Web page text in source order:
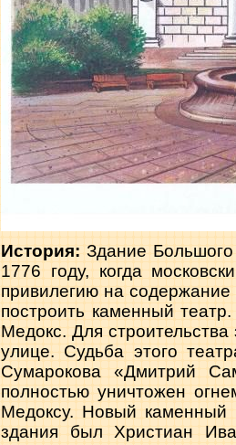
История: Здание Большого
1776 году, когда
привилегию на содержание
построить каменный
Медокс. Для
улице. Судьба этого
Сумарокова «Дмитрий
полностью уничтожен
Медоксу. Новый каменный
здания был Христиан